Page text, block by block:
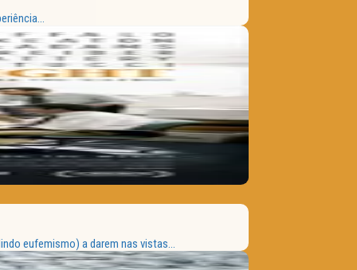
eufemismo) a darem nas vistas...